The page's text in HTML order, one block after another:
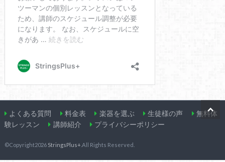
よくある質問 料金表 楽器を選ぶ 生徒様の声
無料体
験レッスン
講師紹介 プライバシーポリシー
©Copyright2026 StringsPlus+ .All Rights Reserved.